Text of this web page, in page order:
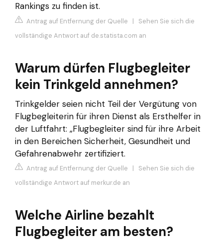
Rankings zu finden ist.
Antrag auf Entfernung der Quelle | Sehen Sie sich die
vollständige Antwort auf de.statista.com an
Warum dürfen Flugbegleiter
kein Trinkgeld annehmen?
Trinkgelder seien nicht Teil der Vergütung von
Flugbegleiterin für ihren Dienst als Ersthelfer in
der Luftfahrt: „Flugbegleiter sind für ihre Arbeit
in den Bereichen Sicherheit, Gesundheit und
Gefahrenabwehr zertifiziert.
Antrag auf Entfernung der Quelle | Sehen Sie sich die
vollständige Antwort auf merkur.de an
Welche Airline bezahlt
Flugbegleiter am besten?